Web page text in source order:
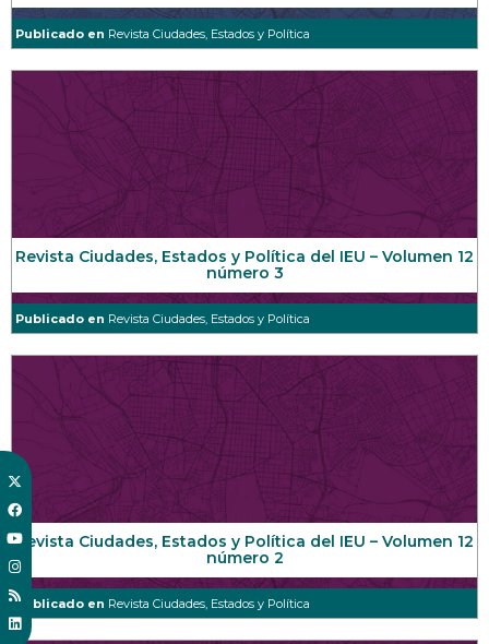
Publicado en Revista Ciudades, Estados y Política
Revista Ciudades, Estados y Política del IEU – Volumen 12
número 3
Publicado en Revista Ciudades, Estados y Política
Revista Ciudades, Estados y Política del IEU – Volumen 12
número 2
Publicado en Revista Ciudades, Estados y Política